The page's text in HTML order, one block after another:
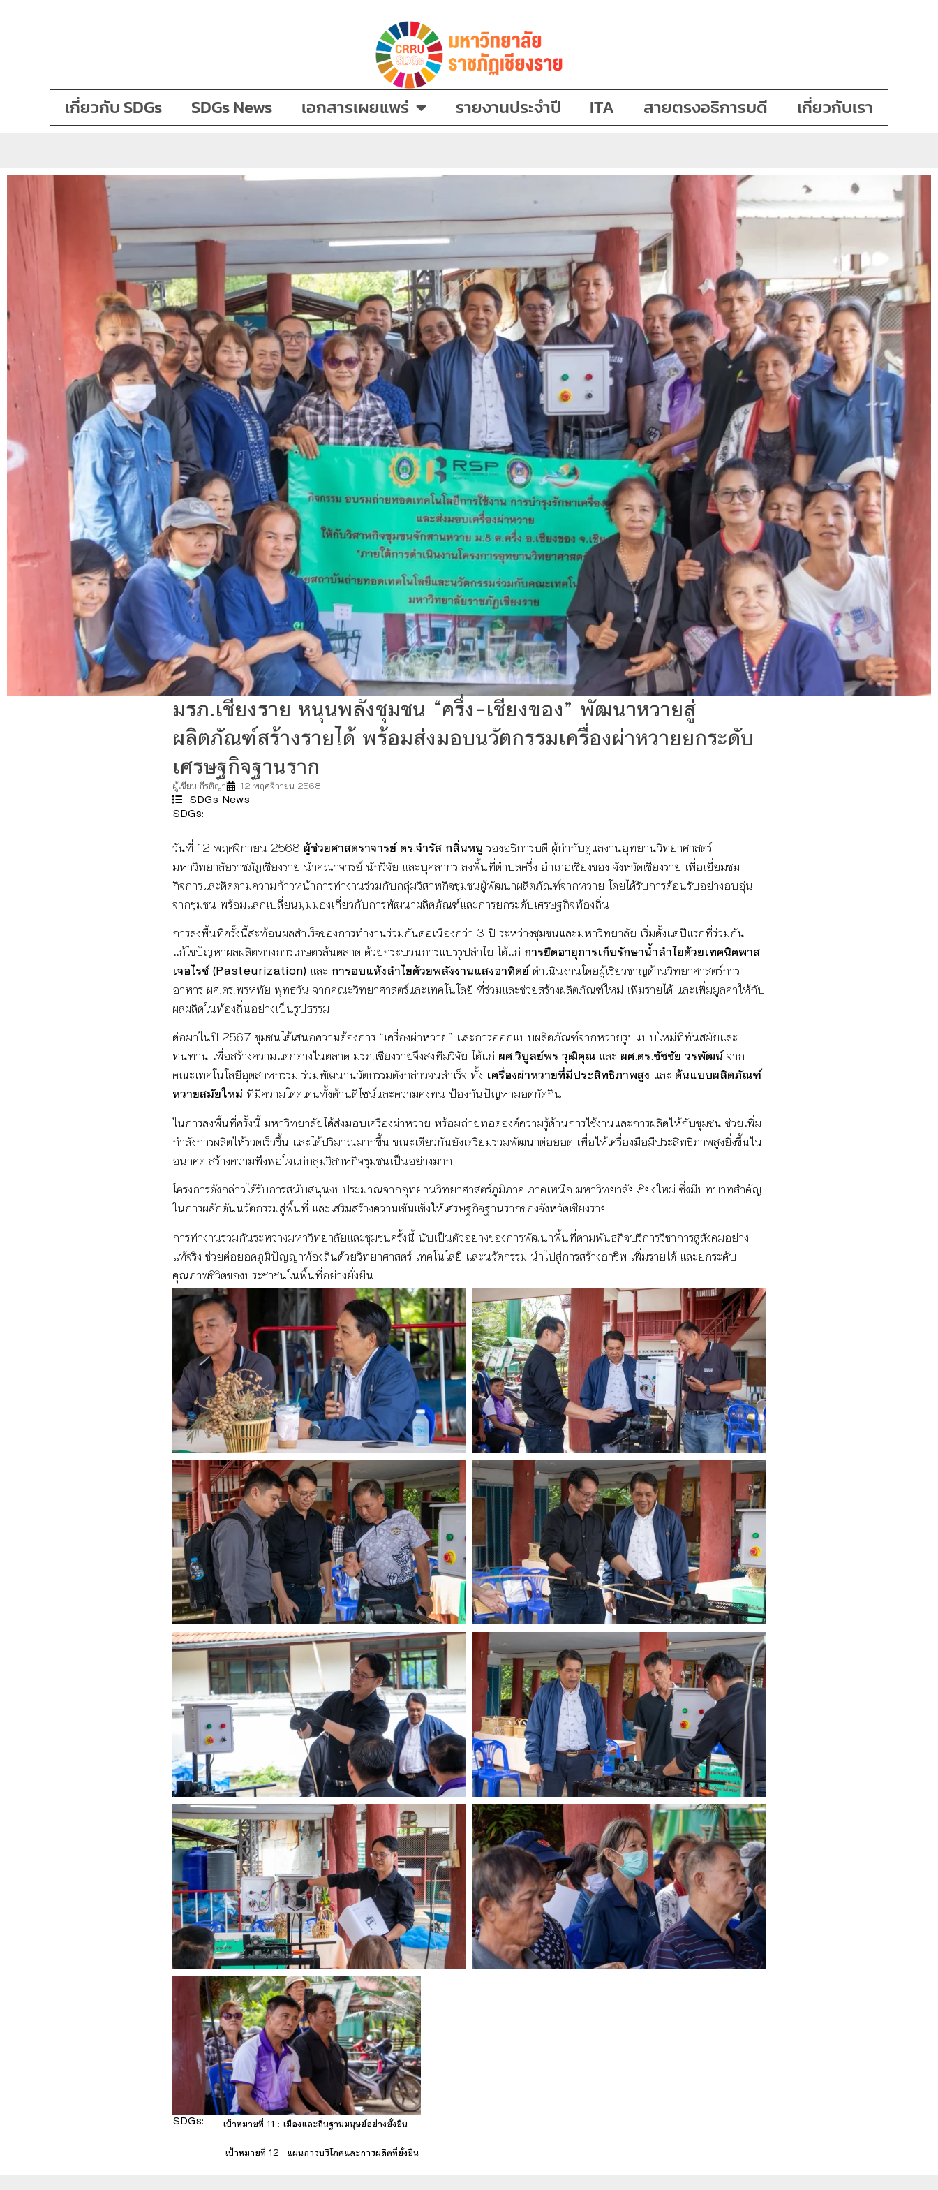
เกี่ยวกับ SDGs SDGs News เอกสารเผยแพร่ รายงานประจำปี ITA สายตรงอธิการบดี เกี่ยวกับเรา
มรภ.เชียงราย หนุนพลังชุมชน “ครึ่ง–เชียงของ” พัฒนาหวายสู่
ผลิตภัณฑ์สร้างรายได้ พร้อมส่งมอบนวัตกรรมเครื่องผ่าหวายยกระดับ
เศรษฐกิจฐานราก
ผู้เขียน กีรติญา 12 พฤศจิกายน 2568
SDGs News
SDGs:
วันที่ 12 พฤศจิกายน 2568 ผู้ช่วยศาสตราจารย์ ดร.จำรัส กลิ่นหนู รองอธิการบดี ผู้กำกับดูแลงานอุทยานวิทยาศาสตร์
มหาวิทยาลัยราชภัฏเชียงราย นำคณาจารย์ นักวิจัย และบุคลากร ลงพื้นที่ตำบลครึ่ง อำเภอเชียงของ จังหวัดเชียงราย เพื่อเยี่ยมชม
กิจการและติดตามความก้าวหน้าการทำงานร่วมกับกลุ่มวิสาหกิจชุมชนผู้พัฒนาผลิตภัณฑ์จากหวาย โดยได้รับการต้อนรับอย่างอบอุ่น
จากชุมชน พร้อมแลกเปลี่ยนมุมมองเกี่ยวกับการพัฒนาผลิตภัณฑ์และการยกระดับเศรษฐกิจท้องถิ่น
การลงพื้นที่ครั้งนี้สะท้อนผลสำเร็จของการทำงานร่วมกันต่อเนื่องกว่า 3 ปี ระหว่างชุมชนและมหาวิทยาลัย เริ่มตั้งแต่ปีแรกที่ร่วมกัน
แก้ไขปัญหาผลผลิตทางการเกษตรล้นตลาด ด้วยกระบวนการแปรรูปลำไย ได้แก่ การยืดอายุการเก็บรักษาน้ำลำไยด้วยเทคนิคพาส
เจอไรซ์ (Pasteurization) และ การอบแห้งลำไยด้วยพลังงานแสงอาทิตย์ดำเนินงานโดยผู้เชี่ยวชาญด้านวิทยาศาสตร์การ
อาหาร ผศ.ดร.พรหทัย พุทธวัน จากคณะวิทยาศาสตร์และเทคโนโลยี ที่ร่วมและช่วยสร้างผลิตภัณฑ์ใหม่ เพิ่มรายได้ และเพิ่มมูลค่าให้กับ
ผลผลิตในท้องถิ่นอย่างเป็นรูปธรรม
ต่อมาในปี 2567 ชุมชนได้เสนอความต้องการ “เครื่องผ่าหวาย” และการออกแบบผลิตภัณฑ์จากหวายรูปแบบใหม่ที่ทันสมัยและ
ทนทาน เพื่อสร้างความแตกต่างในตลาด มรภ.เชียงรายจึงส่งทีมวิจัย ได้แก่ ผศ.วิบูลย์พร วุฒิคุณ และ ผศ.ดร.ชัชชัย วรพัฒน์จาก
คณะเทคโนโลยีอุตสาหกรรม ร่วมพัฒนานวัตกรรมดังกล่าวจนสำเร็จ ทั้ง เครื่องผ่าหวายที่มีประสิทธิภาพสูง และ ต้นแบบผลิตภัณฑ์
หวายสมัยใหม่ ที่มีความโดดเด่นทั้งด้านดีไซน์และความคงทน ป้องกันปัญหามอดกัดกิน
ในการลงพื้นที่ครั้งนี้ มหาวิทยาลัยได้ส่งมอบเครื่องผ่าหวาย พร้อมถ่ายทอดองค์ความรู้ด้านการใช้งานและการผลิตให้กับชุมชน ช่วยเพิ่ม
กำลังการผลิตให้รวดเร็วขึ้น และได้ปริมาณมากขึ้น ขณะเดียวกันยังเตรียมร่วมพัฒนาต่อยอด เพื่อให้เครื่องมือมีประสิทธิภาพสูงยิ่งขึ้นใน
อนาคต สร้างความพึงพอใจแก่กลุ่มวิสาหกิจชุมชนเป็นอย่างมาก
โครงการดังกล่าวได้รับการสนับสนุนงบประมาณจากอุทยานวิทยาศาสตร์ภูมิภาค ภาคเหนือ มหาวิทยาลัยเชียงใหม่ ซึ่งมีบทบาทสำคัญ
ในการผลักดันนวัตกรรมสู่พื้นที่ และเสริมสร้างความเข้มแข็งให้เศรษฐกิจฐานรากของจังหวัดเชียงราย
การทำงานร่วมกันระหว่างมหาวิทยาลัยและชุมชนครั้งนี้ นับเป็นตัวอย่างของการพัฒนาพื้นที่ตามพันธกิจบริการวิชาการสู่สังคมอย่าง
แท้จริง ช่วยต่อยอดภูมิปัญญาท้องถิ่นด้วยวิทยาศาสตร์ เทคโนโลยี และนวัตกรรม นำไปสู่การสร้างอาชีพ เพิ่มรายได้ และยกระดับ
คุณภาพชีวิตของประชาชนในพื้นที่อย่างยั่งยืน
SDGs: เป้าหมายที่ 11 : เมืองและถิ่นฐานมนุษย์อย่างยั่งยืน
เป้าหมายที่ 12 : แผนการบริโภคและการผลิตที่ยั่งยืน